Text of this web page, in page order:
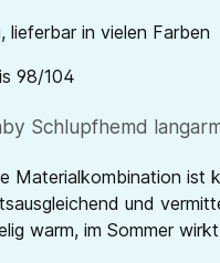
lieferbar in vielen Farben
98/104
Schlupfhemd
Materialkombination ist
und
warm, im Sommer